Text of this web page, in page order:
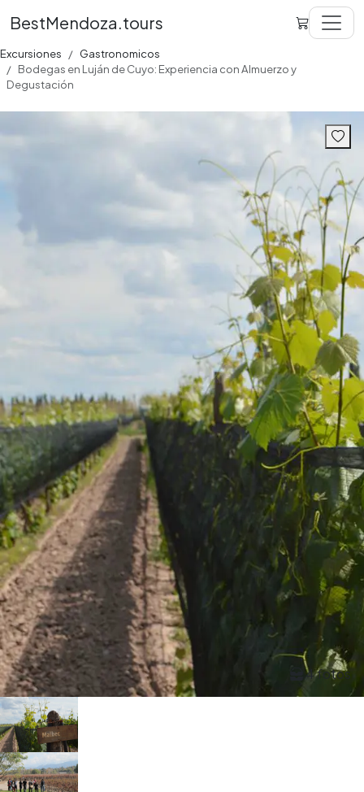
BestMendoza.tours
Excursiones
Gastronomicos
Bodegas en Luján de Cuyo: Experiencia con Almuerzo y
Degustación
4 fotos